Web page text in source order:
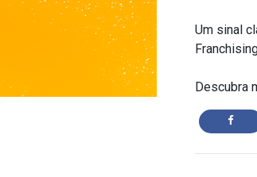
Um sinal
Descubra